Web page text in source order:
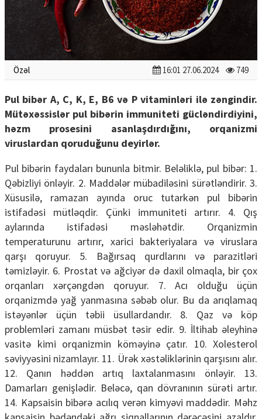
Özəl 16:01 27.06.2024 749
Pul bibər A, C, K, E, B6 və P vitaminləri ilə zəngindir.
Mütəxəssislər pul bibərin immuniteti gücləndirdiyini,
həzm prosesini asanlaşdırdığını, orqanizmi
viruslardan qoruduğunu deyirlər.
Pul bibərin faydaları bununla bitmir. Beləliklə, pul bibər: 1.
Qəbizliyi önləyir. 2. Maddələr mübadiləsini sürətləndirir. 3.
Xüsusilə, ramazan ayında oruc tutarkən pul bibərin
istifadəsi mütləqdir. Çünki immuniteti artırır. 4. Qış
aylarında istifadəsi məsləhətdir. Orqanizmin
temperaturunu artırır, xarici bakteriyalara və viruslara
qarşı qoruyur. 5. Bağırsaq qurdlarını və parazitləri
təmizləyir. 6. Prostat və ağciyər də daxil olmaqla, bir çox
orqanları xərçəngdən qoruyur. 7. Acı olduğu üçün
orqanizmdə yağ yanmasına səbəb olur. Bu da arıqlamaq
istəyənlər üçün təbii üsullardandır. 8. Qaz və köp
problemləri zamanı müsbət təsir edir. 9. İltihab əleyhinə
vasitə kimi orqanizmin köməyinə çatır. 10. Xolesterol
səviyyəsini nizamlayır. 11. Ürək xəstəliklərinin qarşısını alır.
12. Qanın həddən artıq laxtalanmasını önləyir. 13.
Damarları genişlədir. Beləcə, qan dövranının sürəti artır.
14. Kapsaisin bibərə acılıq verən kimyəvi maddədir. Məhz